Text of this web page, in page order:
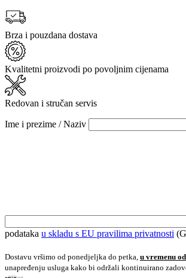
Brza i pouzdana dostava
Kvalitetni proizvodi po povoljnim cijenama
Redovan i stručan servis
Ime i prezime / Naziv
podataka u skladu s EU pravilima privatnosti
Dostavu vršimo od ponedjeljka do petka, u vremenu
unapređenju usluga kako bi održali kontinuirano